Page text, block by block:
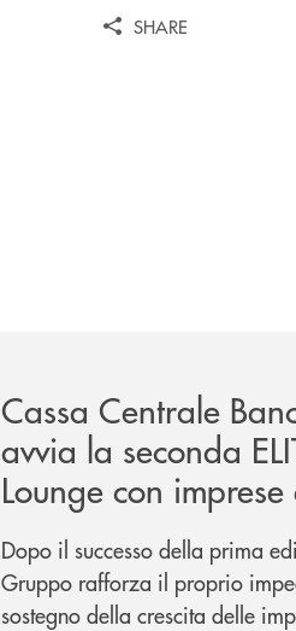
SHARE
Cassa Centrale
avvia la seconda
Lounge con
potenziale
Dopo il successo della prima
Gruppo rafforza il proprio
sostegno della crescita delle